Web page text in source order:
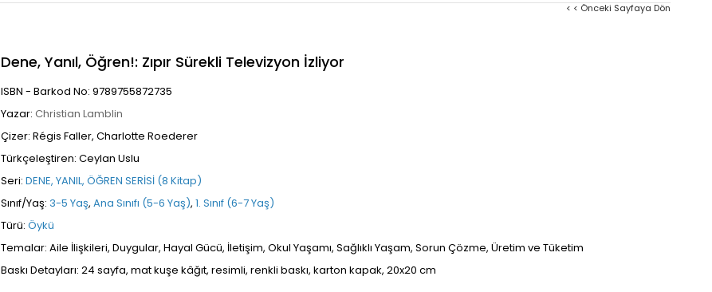
< < Önceki Sayfaya Dön
Dene, Yanıl, Öğren!: Zıpır Sürekli Televizyon İzliyor
ISBN - Barkod No: 9789755872735
Yazar: Christian Lamblin
Çizer: Régis Faller, Charlotte Roederer
Türkçeleştiren: Ceylan Uslu
Seri: DENE, YANIL, ÖĞREN SERİSİ (8 Kitap)
Sınıf/Yaş: 3-5 Yaş, Ana Sınıfı (5-6 Yaş), 1. Sınıf (6-7 Yaş)
Türü: Öykü
Temalar: Aile İlişkileri, Duygular, Hayal Gücü, İletişim, Okul Yaşamı, Sağlıklı Yaşam, Sorun Çözme, Üretim ve Tüketim
Baskı Detayları: 24 sayfa, mat kuşe kâğıt, resimli, renkli baskı, karton kapak, 20x20 cm